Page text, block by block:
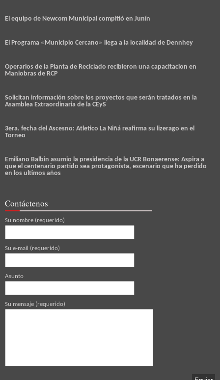
El equipo de Newcom Municipal compitió en Junín
El Programa «Municipio Cercano» llega a la localidad de Dennhey
Operarios de la Planta de Reciclado recibieron una capacitacion en
Maniobras de RCP
Solicitan información sobre los proyectos que serán tratados en la
Asamblea Extraordinaria de la CEyS
3era. fecha del Ascesno: Atletico La Niñá reafirma su lizerago en el
Torneo
Emiliano Balbin asumio la presidencia de la UCR Bonaerense: Aspira a
que el centenario partido sea protagonista, escenario que ha perdido
en los ultimos años
Contáctenos
Su nombre (requerido)
Su e-mail (requerido)
Asunto
Su mensaje (requerido)